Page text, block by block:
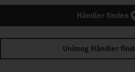
Händler finden
Unimog Händler